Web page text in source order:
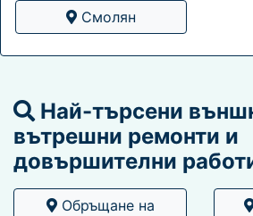
Смолян
Най-търсени
вътрешни ремонти и
довършителни
Обръщане на